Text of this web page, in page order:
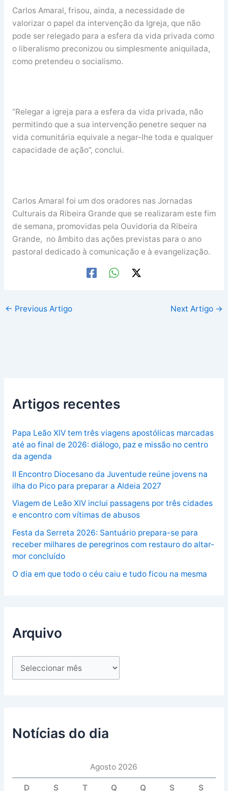
Carlos Amaral, frisou, ainda, a necessidade de
valorizar o papel da intervenção da Igreja, que não
pode ser relegado para a esfera da vida privada como
o liberalismo preconizou ou simplesmente aniquilada,
como pretendeu o socialismo.
“Relegar a igreja para a esfera da vida privada, não
permitindo que a sua intervenção penetre sequer na
vida comunitária equivale a negar-lhe toda e qualquer
capacidade de ação”, conclui.
Carlos Amaral foi um dos oradores nas Jornadas
Culturais da Ribeira Grande que se realizaram este fim
de semana, promovidas pela Ouvidoria da Ribeira
Grande, no âmbito das ações previstas para o ano
pastoral dedicado à comunicação e à evangelização.
← Previous Artigo Next Artigo →
Artigos recentes
Papa Leão XIV tem três viagens apostólicas marcadas
até ao final de 2026: diálogo, paz e missão no centro
da agenda
II Encontro Diocesano da Juventude reúne jovens na
ilha do Pico para preparar a Aldeia 2027
Viagem de Leão XIV inclui passagens por três cidades
e encontro com vítimas de abusos
Festa da Serreta 2026: Santuário prepara-se para
receber milhares de peregrinos com restauro do altar-
mor concluído
O dia em que todo o céu caiu e tudo ficou na mesma
Arquivo
Notícias do dia
Agosto 2026
D S T Q Q S S